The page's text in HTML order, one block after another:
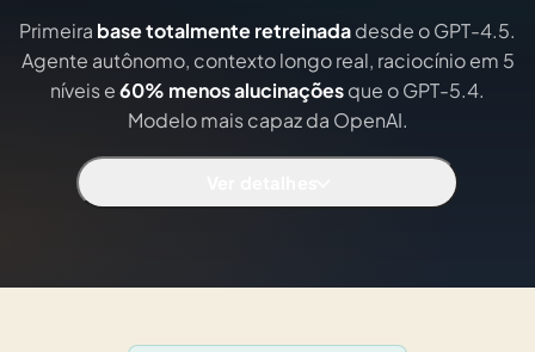
Primeira base totalmente retreinadadesde o GPT-4.5.
Agente autônomo, contexto longo real, raciocínio em 5
níveis e60% menos alucinaçõesque o GPT-5.4.
Modelo mais capaz da OpenAI.